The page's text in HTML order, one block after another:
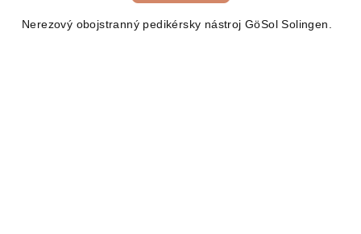
Nerezový obojstranný pedikérsky nástroj GöSol Solingen.